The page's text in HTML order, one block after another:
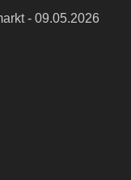
- 09.05.2026